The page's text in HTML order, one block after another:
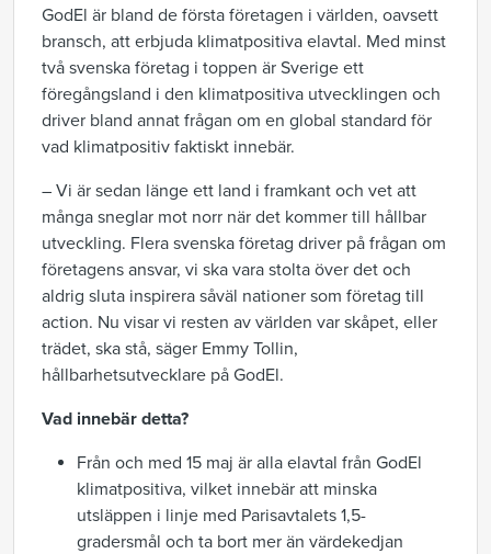
GodEl är bland de första företagen i världen, oavsett
bransch, att erbjuda klimatpositiva elavtal. Med minst
två svenska företag i toppen är Sverige ett
föregångsland i den klimatpositiva utvecklingen och
driver bland annat frågan om en global standard för
vad klimatpositiv faktiskt innebär.
– Vi är sedan länge ett land i framkant och vet att
många sneglar mot norr när det kommer till hållbar
utveckling. Flera svenska företag driver på frågan om
företagens ansvar, vi ska vara stolta över det och
aldrig sluta inspirera såväl nationer som företag till
action. Nu visar vi resten av världen var skåpet, eller
trädet, ska stå, säger Emmy Tollin,
hållbarhetsutvecklare på GodEl.
Vad innebär detta?
Från och med 15 maj är alla elavtal från GodEl
klimatpositiva, vilket innebär att minska
utsläppen i linje med Parisavtalets 1,5-
gradersmål och ta bort mer än värdekedjan